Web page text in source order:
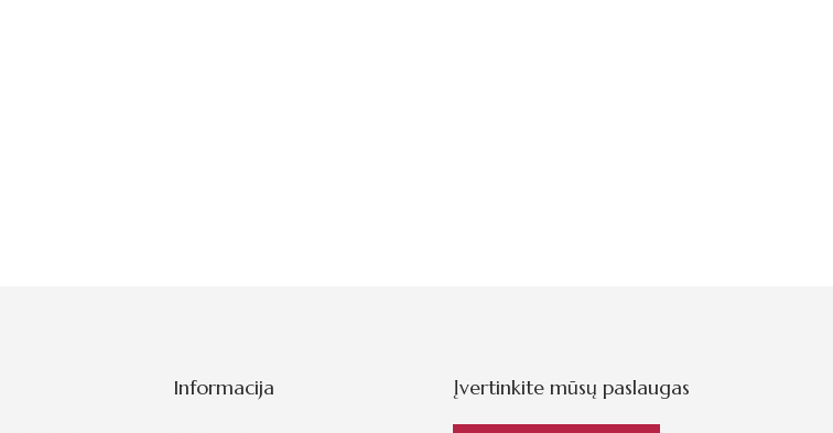
Informacija Įvertinkite mūsų paslaugas